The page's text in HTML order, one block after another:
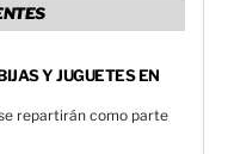
Y JUGUETES EN
repartirán como parte